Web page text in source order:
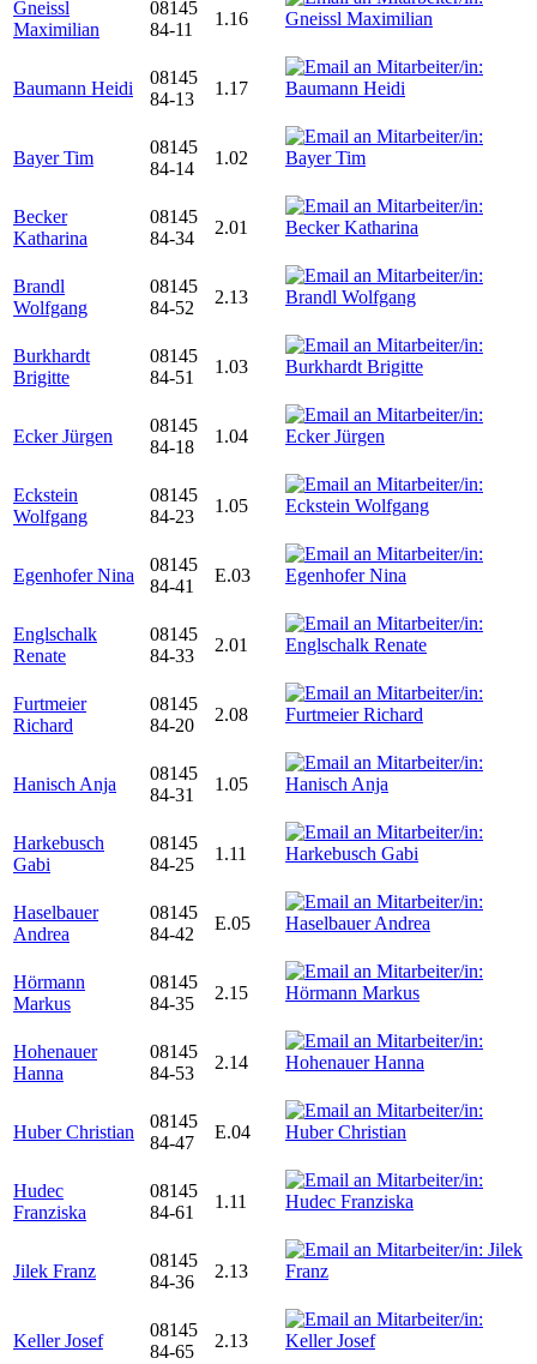
Gneissl
Maximilian
08145
84-11
1.16
Baumann Heidi
08145
84-13
1.17
Bayer Tim
08145
84-14
1.02
Becker
Katharina
08145
84-34
2.01
Brandl
Wolfgang
08145
84-52
2.13
Burkhardt
Brigitte
08145
84-51
1.03
Ecker Jürgen
08145
84-18
1.04
Eckstein
Wolfgang
08145
84-23
1.05
Egenhofer Nina
08145
84-41
E.03
Englschalk
Renate
08145
84-33
2.01
Furtmeier
Richard
08145
84-20
2.08
Hanisch Anja
08145
84-31
1.05
Harkebusch
Gabi
08145
84-25
1.11
Haselbauer
Andrea
08145
84-42
E.05
Hörmann
Markus
08145
84-35
2.15
Hohenauer
Hanna
08145
84-53
2.14
Huber Christian
08145
84-47
E.04
Hudec
Franziska
08145
84-61
1.11
Jilek Franz
08145
84-36
2.13
Keller Josef
08145
84-65
2.13